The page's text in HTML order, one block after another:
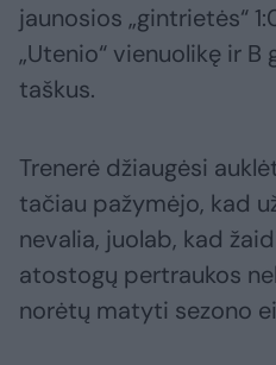
jaunosios „gintrietės“
„Utenio“ vienuolikę ir
taškus.
Trenerė džiaugėsi
tačiau pažymėjo, kad
nevalia, juolab, kad
atostogų pertraukos
norėtų matyti sezono